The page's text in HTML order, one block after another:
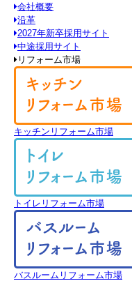
会社概要
沿革
2027年新卒採用サイト
中途採用サイト
リフォーム市場
キッチンリフォーム市場
トイレリフォーム市場
バスルームリフォーム市場